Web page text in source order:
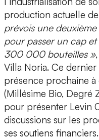
production actuelle
prévois une deuxième
pour passer un cap
300 000 bouteilles »
Villa Noria. Ce
présence prochaine
(Millésime Bio, Degré
pour présenter Levin
discussions sur les
ses soutiens financiers.